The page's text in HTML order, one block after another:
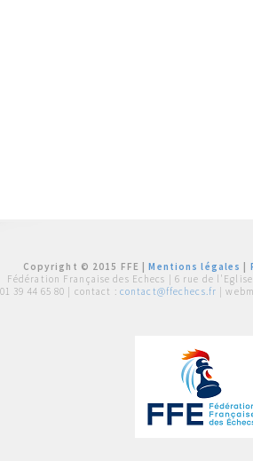
Copyright © 2015 FFE |Mentions légales
Fédération Française des Echecs | 6 rue de l'Eglise
01 39 44 65 80 | contact : contact@ffechecs.fr |